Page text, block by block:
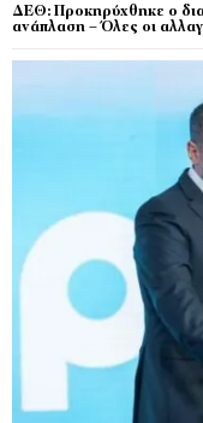
ΔΕΘ: Προκηρύχθηκε ο
ανάπλαση – Όλες οι